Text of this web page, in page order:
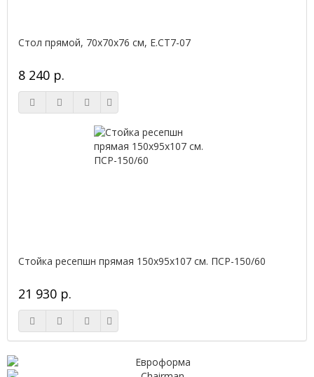
Стол прямой, 70x70x76 см, Е.СТ7-07
8 240 р.
Стойка ресепшн прямая 150х95х107 см. ПСР-150/60
21 930 р.